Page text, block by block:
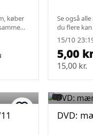
køber
Se også
du flere
fragt.
15/10
5,00
15,00 kr.
DVD: